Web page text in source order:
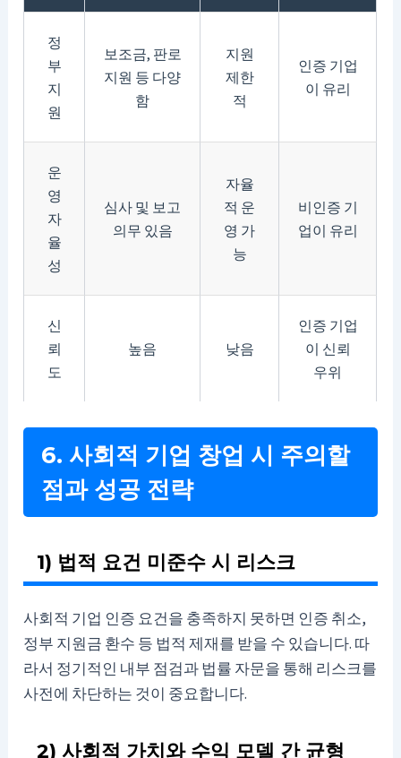
정
부
지
원
보조금, 판로
지원 등 다양
함
지원
제한
적
인증 기업
이 유리
운
영
자
율
성
심사 및 보고
의무 있음
자율
적 운
영 가
능
비인증 기
업이 유리
신
뢰
도
높음 낮음
인증 기업
이 신뢰
우위
6. 사회적 기업 창업 시 주의할
점과 성공 전략
1) 법적 요건 미준수 시 리스크
사회적 기업 인증 요건을 충족하지 못하면 인증 취소,
정부 지원금 환수 등 법적 제재를 받을 수 있습니다. 따
라서 정기적인 내부 점검과 법률 자문을 통해 리스크를
사전에 차단하는 것이 중요합니다.
2) 사회적 가치와 수익 모델 간 균형